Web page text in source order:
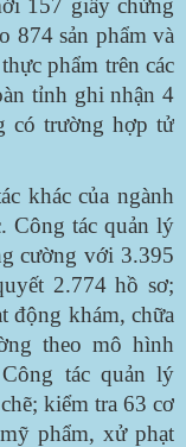
157 giấy chứng
874 sản phẩm và
phẩm trên các
tỉnh ghi nhận 4
có trường hợp tử
khác của ngành
Công tác quản lý
cường với 3.395
2.774 hồ sơ;
động khám, chữa
theo mô hình
tác quản lý
kiểm tra 63 cơ
phẩm, xử phạt